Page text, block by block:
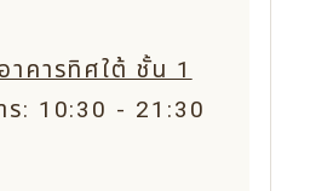
อาคารทิศใต้ ชั้น 1
าร: 10:30 - 21:30